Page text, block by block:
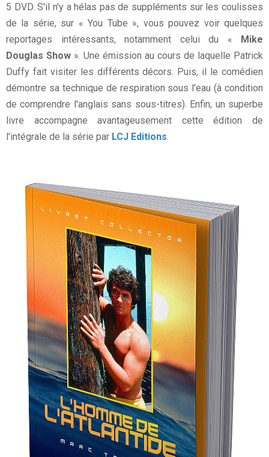
5 DVD. S'il n'y a hélas pas de suppléments sur les coulisses
de la série, sur « You Tube », vous pouvez voir quelques
reportages intéressants, notamment celui du «
Mike
Douglas Show ». Une émission au cours de laquelle Patrick
Duffy fait visiter les différents décors. Puis, il le comédien
démontre sa technique de respiration sous l'eau (à condition
de comprendre l'anglais sans sous-titres). Enfin, un superbe
livre accompagne avantageusement cette édition de
l'intégrale de la série par LCJ Editions.